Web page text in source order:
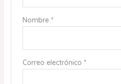
Nombre *
Correo electrónico *